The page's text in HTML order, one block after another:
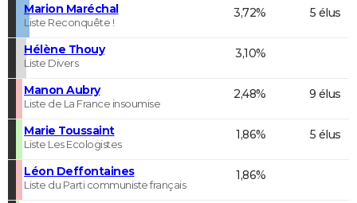
Marion Maréchal
Liste Reconquête !
3,72% 5 élus
Hélène Thouy
Liste Divers
3,10%
Manon Aubry
Liste de La France insoumise
2,48% 9 élus
Marie Toussaint
Liste Les Ecologistes
1,86% 5 élus
Léon Deffontaines
Liste du Parti communiste français
1,86%